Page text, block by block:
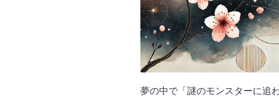
夢の中で「謎のモンスターに追